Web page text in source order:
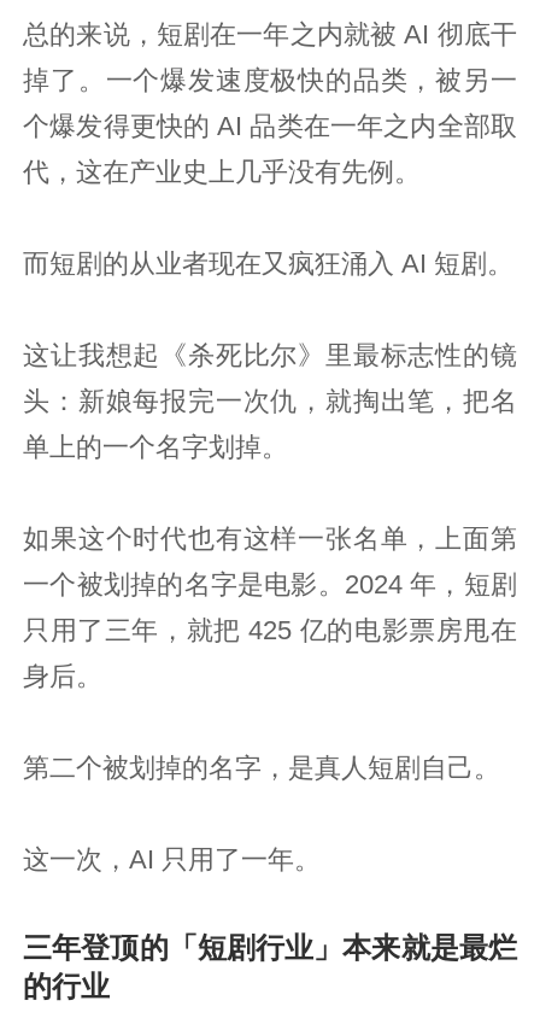
总的来说，短剧在一年之内就被 AI 彻底干
掉了。一个爆发速度极快的品类，被另一
个爆发得更快的 AI 品类在一年之内全部取
代，这在产业史上几乎没有先例。
而短剧的从业者现在又疯狂涌入 AI 短剧。
这让我想起《杀死比尔》里最标志性的镜
头：新娘每报完一次仇，就掏出笔，把名
单上的一个名字划掉。
如果这个时代也有这样一张名单，上面第
一个被划掉的名字是电影。2024 年，短剧
只用了三年，就把 425 亿的电影票房甩在
身后。
第二个被划掉的名字，是真人短剧自己。
这一次，AI 只用了一年。
三年登顶的「短剧行业」本来就是最烂
的行业